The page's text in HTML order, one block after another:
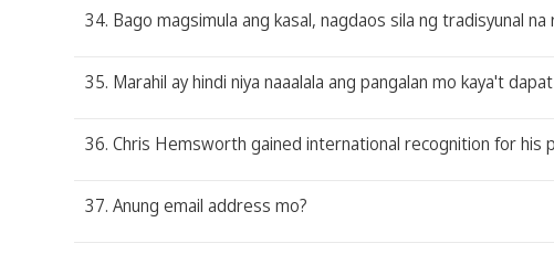
34. Bago magsimula ang kasal, nagdaos sila ng tradisyunal
35. Marahil ay hindi niya naaalala ang pangalan mo kaya't
36. Chris Hemsworth gained international recognition for his
37. Anung email address mo?